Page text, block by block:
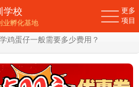
鸡蛋仔一般需要多少费用？
学校
业孵化基地
更多
项目